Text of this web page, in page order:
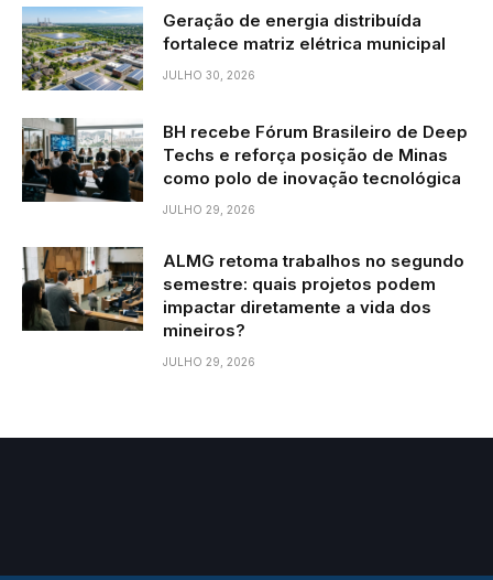
Geração de energia distribuída
fortalece matriz elétrica municipal
JULHO 30, 2026
BH recebe Fórum Brasileiro de Deep
Techs e reforça posição de Minas
como polo de inovação tecnológica
JULHO 29, 2026
ALMG retoma trabalhos no segundo
semestre: quais projetos podem
impactar diretamente a vida dos
mineiros?
JULHO 29, 2026